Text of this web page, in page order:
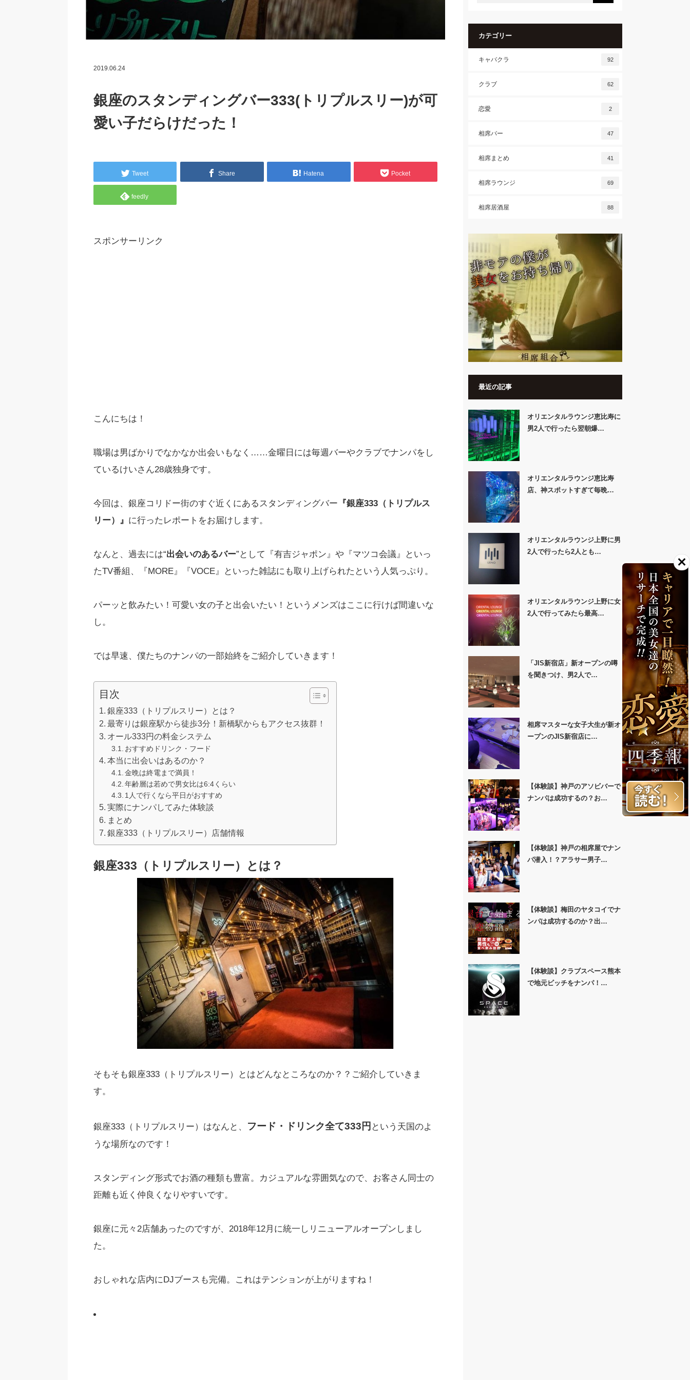
2019.06.24
銀座のスタンディングバー333(トリプルスリー)が可
愛い子だらけだった！
Tweet Share Hatena Pocket
feedly
スポンサーリンク
こんにちは！
職場は男ばかりでなかなか出会いもなく……金曜日には毎週バーやクラブでナンパをし
ているけいさん28歳独身です。
今回は、銀座コリドー街のすぐ近くにあるスタンディングバー 『銀座333（トリプルス
リー）』 に行ったレポートをお届けします。
なんと、過去には“出会いのあるバー”として『有吉ジャポン』や『マツコ会議』といっ
たTV番組、『MORE』『VOCE』といった雑誌にも取り上げられたという人気っぷり。
パーッと飲みたい！可愛い女の子と出会いたい！というメンズはここに行けば間違いな
し。
では早速、僕たちのナンパの一部始終をご紹介していきます！
目次
銀座333（トリプルスリー）とは？
最寄りは銀座駅から徒歩3分！新橋駅からもアクセス抜群！
オール333円の料金システム
おすすめドリンク・フード
本当に出会いはあるのか？
金晩は終電まで満員！
年齢層は若めで男女比は6:4くらい
1人で行くなら平日がおすすめ
実際にナンパしてみた体験談
まとめ
銀座333（トリプルスリー）店舗情報
銀座333（トリプルスリー）とは？
そもそも銀座333（トリプルスリー）とはどんなところなのか？？ご紹介していきま
す。
銀座333（トリプルスリー）はなんと、 フード・ドリンク全て333円 という天国のよ
うな場所なのです！
スタンディング形式でお酒の種類も豊富。カジュアルな雰囲気なので、お客さん同士の
距離も近く仲良くなりやすいです。
銀座に元々2店舗あったのですが、2018年12月に統一しリニューアルオープンしまし
た。
おしゃれな店内にDJブースも完備。これはテンションが上がりますね！
カテゴリー
キャバクラ 92
クラブ 62
恋愛 2
相席バー 47
相席まとめ 41
相席ラウンジ 69
相席居酒屋 88
最近の記事
オリエンタルラウンジ恵比寿に
男2人で行ったら翌朝爆…
オリエンタルラウンジ恵比寿
店、神スポットすぎて毎晩…
オリエンタルラウンジ上野に男
2人で行ったら2人とも…
オリエンタルラウンジ上野に女
2人で行ってみたら最高…
「JIS新宿店」新オープンの噂
を聞きつけ、男2人で…
相席マスターな女子大生が新オ
ープンのJIS新宿店に…
【体験談】神戸のアソビバーで
ナンパは成功するの？お…
【体験談】神戸の相席屋でナン
パ潜入！？アラサー男子…
【体験談】梅田のヤタコイでナ
ンパは成功するのか？出…
【体験談】クラブスペース熊本
で地元ビッチをナンパ！…